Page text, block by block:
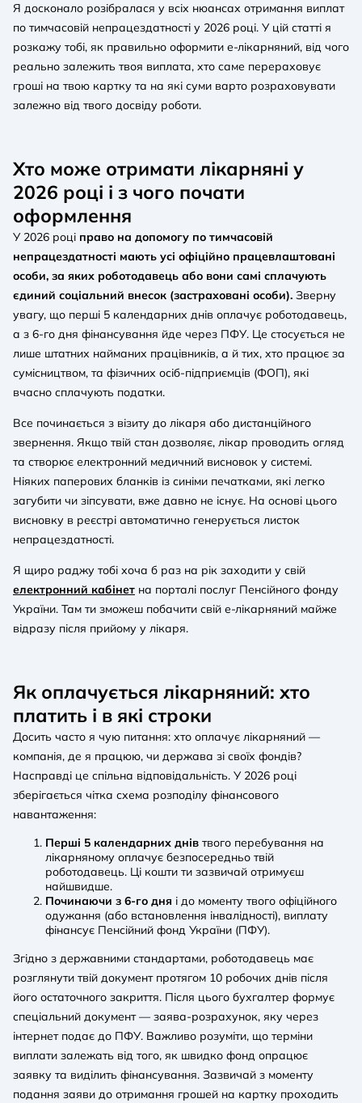
Я досконало розібралася у всіх нюансах отримання виплат
по тимчасовій непрацездатності у 2026 році. У цій статті я
розкажу тобі, як правильно оформити е-лікарняний, від чого
реально залежить твоя виплата, хто саме перераховує
гроші на твою картку та на які суми варто розраховувати
залежно від твого досвіду роботи.
Хто може отримати лікарняні у
2026 році і з чого почати
оформлення
У 2026 році право на допомогу по тимчасовій
непрацездатності мають усі офіційно працевлаштовані
особи, за яких роботодавець або вони самі сплачують
єдиний соціальний внесок (застраховані особи). Зверну
увагу, що перші 5 календарних днів оплачує роботодавець,
а з 6-го дня фінансування йде через ПФУ. Це стосується не
лише штатних найманих працівників, а й тих, хто працює за
сумісництвом, та фізичних осіб-підприємців (ФОП), які
вчасно сплачують податки.
Все починається з візиту до лікаря або дистанційного
звернення. Якщо твій стан дозволяє, лікар проводить огляд
та створює електронний медичний висновок у системі.
Ніяких паперових бланків із синіми печатками, які легко
загубити чи зіпсувати, вже давно не існує. На основі цього
висновку в реєстрі автоматично генерується листок
непрацездатності.
Я щиро раджу тобі хоча б раз на рік заходити у свій
електронний кабінет на порталі послуг Пенсійного фонду
України. Там ти зможеш побачити свій е-лікарняний майже
відразу після прийому у лікаря.
Як оплачується лікарняний: хто
платить і в які строки
Досить часто я чую питання: хто оплачує лікарняний —
компанія, де я працюю, чи держава зі своїх фондів?
Насправді це спільна відповідальність. У 2026 році
зберігається чітка схема розподілу фінансового
навантаження:
Перші 5 календарних днів твого перебування на
лікарняному оплачує безпосередньо твій
роботодавець. Ці кошти ти зазвичай отримуєш
найшвидше.
Починаючи з 6-го дня і до моменту твого офіційного
одужання (або встановлення інвалідності), виплату
фінансує Пенсійний фонд України (ПФУ).
Згідно з державними стандартами, роботодавець має
розглянути твій документ протягом 10 робочих днів після
його остаточного закриття. Після цього бухгалтер формує
спеціальний документ — заява-розрахунок, яку через
інтернет подає до ПФУ. Важливо розуміти, що терміни
виплати залежать від того, як швидко фонд опрацює
заявку та виділить фінансування. Зазвичай з моменту
подання заяви до отримання грошей на картку проходить